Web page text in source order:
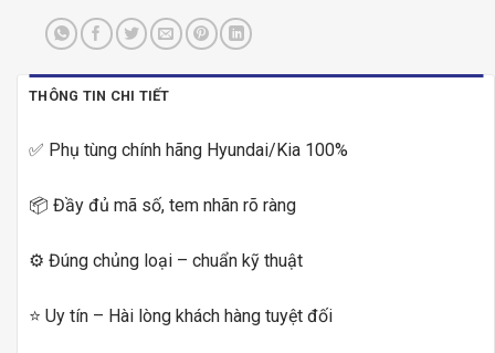
THÔNG TIN CHI TIẾT
✅ Phụ tùng chính hãng Hyundai/Kia 100%
📦 Đầy đủ mã số, tem nhãn rõ ràng
⚙️ Đúng chủng loại – chuẩn kỹ thuật
⭐ Uy tín – Hài lòng khách hàng tuyệt đối